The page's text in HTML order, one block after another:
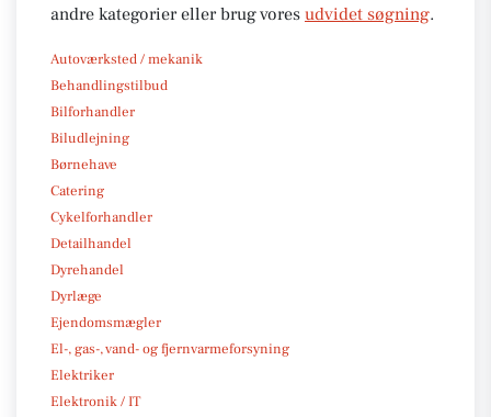
andre kategorier eller brug vores udvidet søgning.
Autoværksted / mekanik
Behandlingstilbud
Bilforhandler
Biludlejning
Børnehave
Catering
Cykelforhandler
Detailhandel
Dyrehandel
Dyrlæge
Ejendomsmægler
El-, gas-, vand- og fjernvarmeforsyning
Elektriker
Elektronik / IT